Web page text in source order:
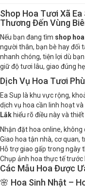
Shop Hoa Tươi Xã
Thương Đến Vùng
Nếu bạn đang tìm shop
người thân, bạn bè hay đối
nhanh chóng, tiện lợi dù
giữ độ tươi lâu, giao đúng
Dịch Vụ Hoa Tươi
Ea Sup là khu vực rộng,
dịch vụ hoa cần linh hoạt và
Lắkhiểu rõ điều này và
Nhận đặt hoa online,
Giao hoa tận nhà, cơ quan,
Hỗ trợ giao gấp trong ngày
Chụp ảnh hoa thực tế trước
Các Mẫu Hoa Được
🌸 Hoa Sinh Nhật –